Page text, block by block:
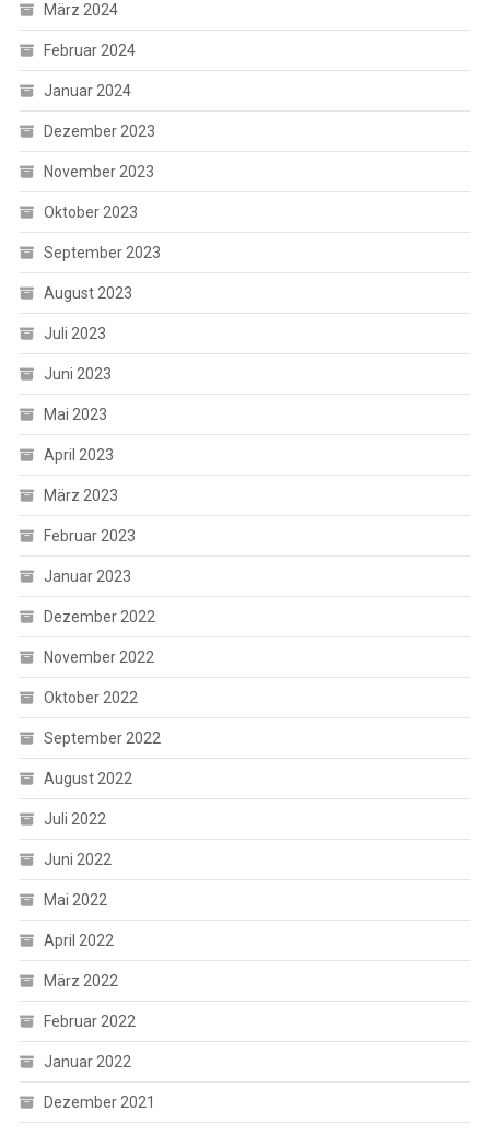
März 2024
Februar 2024
Januar 2024
Dezember 2023
November 2023
Oktober 2023
September 2023
August 2023
Juli 2023
Juni 2023
Mai 2023
April 2023
März 2023
Februar 2023
Januar 2023
Dezember 2022
November 2022
Oktober 2022
September 2022
August 2022
Juli 2022
Juni 2022
Mai 2022
April 2022
März 2022
Februar 2022
Januar 2022
Dezember 2021